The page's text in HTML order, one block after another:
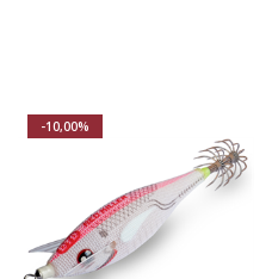
-10,00%